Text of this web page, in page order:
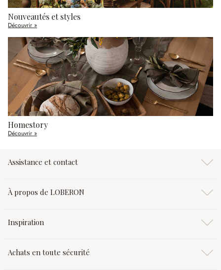
Nouveautés et styles
Découvrir »
Homestory
Découvrir »
Assistance et contact
À propos de LOBERON
Inspiration
Achats en toute sécurité